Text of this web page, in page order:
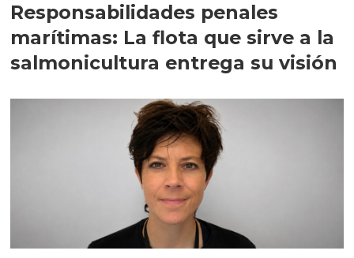
Responsabilidades penales
marítimas: La flota que sirve a la
salmonicultura entrega su visión